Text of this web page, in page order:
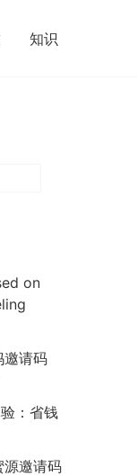
知识
on
邀请码
：省钱
源邀请码